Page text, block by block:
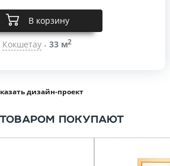
В корзину
Кокшетау - 33 м2
дизайн-проект
покупают